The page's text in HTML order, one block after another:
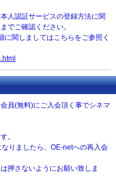
人認証サービスの登録方法に関
でご確認ください。
関しましてはこちらをご参照く
員(無料)にご入会頂く事でシネマ
。
りましたら、OE-netへの再入会
押さないようにお願い致しま